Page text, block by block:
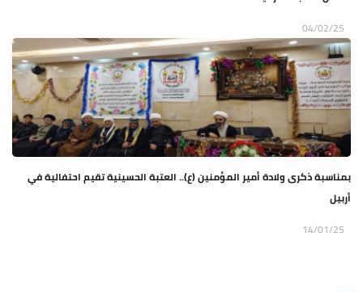
04/02/25
بمناسبة ذكرى ولادة أمير المؤمنين (ع).. العتبة الحسينية تقيم احتفالية في
أربيل
14/01/25